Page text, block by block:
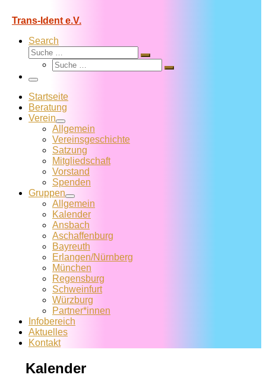
Trans-Ident e.V.
Search
Suche
Suche
Suche
Suche
Menü
Startseite
Beratung
Verein
Allgemein
Vereins­geschichte
Satzung
Mitglied­schaft
Vorstand
Spenden
Gruppen
Allgemein
Kalender
Ansbach
Aschaffenburg
Bayreuth
Erlangen/Nürnberg
München
Regensburg
Schweinfurt
Würzburg
Partner*innen
Infobereich
Aktuelles
Kontakt
Kalender